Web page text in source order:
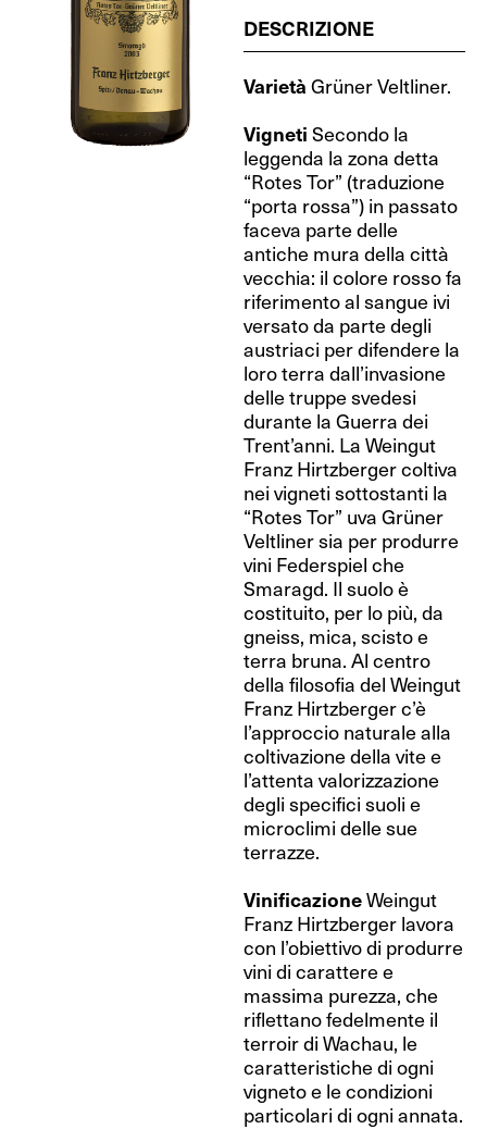
DESCRIZIONE
Varietà Grüner Veltliner.
Vigneti Secondo la
leggenda la zona detta
“Rotes Tor” (traduzione
“porta rossa”) in passato
faceva parte delle
antiche mura della città
vecchia: il colore rosso fa
riferimento al sangue ivi
versato da parte degli
austriaci per difendere la
loro terra dall’invasione
delle truppe svedesi
durante la Guerra dei
Trent’anni. La Weingut
Franz Hirtzberger coltiva
nei vigneti sottostanti la
“Rotes Tor” uva Grüner
Veltliner sia per produrre
vini Federspiel che
Smaragd. Il suolo è
costituito, per lo più, da
gneiss, mica, scisto e
terra bruna. Al centro
della filosofia del Weingut
Franz Hirtzberger c’è
l’approccio naturale alla
coltivazione della vite e
l’attenta valorizzazione
degli specifici suoli e
microclimi delle sue
terrazze.
VinificazioneWeingut
Franz Hirtzberger lavora
con l’obiettivo di produrre
vini di carattere e
massima purezza, che
riflettano fedelmente il
terroir di Wachau, le
caratteristiche di ogni
vigneto e le condizioni
particolari di ogni annata.